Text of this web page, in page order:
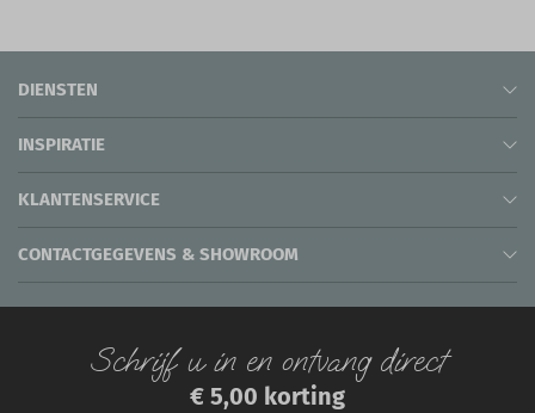
DIENSTEN
INSPIRATIE
KLANTENSERVICE
CONTACTGEGEVENS & SHOWROOM
Schrijf u in en ontvang direct
€ 5,00 korting